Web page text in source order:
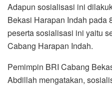
Adapun sosialisasi ini
Bekasi Harapan Indah pada
peserta sosialisasi ini yaitu
Cabang Harapan Indah.
Pemimpin BRI Cabang
Abdillah mengatakan,